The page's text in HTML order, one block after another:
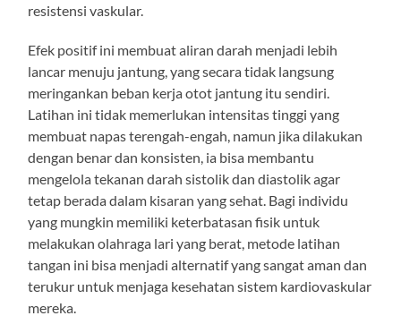
resistensi vaskular.
Efek positif ini membuat aliran darah menjadi lebih
lancar menuju jantung, yang secara tidak langsung
meringankan beban kerja otot jantung itu sendiri.
Latihan ini tidak memerlukan intensitas tinggi yang
membuat napas terengah-engah, namun jika dilakukan
dengan benar dan konsisten, ia bisa membantu
mengelola tekanan darah sistolik dan diastolik agar
tetap berada dalam kisaran yang sehat. Bagi individu
yang mungkin memiliki keterbatasan fisik untuk
melakukan olahraga lari yang berat, metode latihan
tangan ini bisa menjadi alternatif yang sangat aman dan
terukur untuk menjaga kesehatan sistem kardiovaskular
mereka.